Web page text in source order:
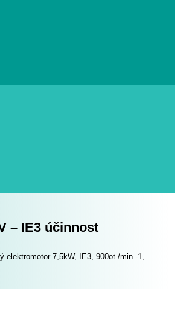
– IE3 účinnost
elektromotor 7,5kW, IE3, 900ot./min.-1,